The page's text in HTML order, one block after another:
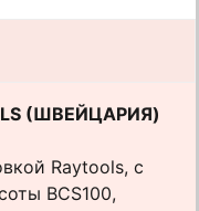
(ШВЕЙЦАРИЯ)
Raytools, с
BCS100,